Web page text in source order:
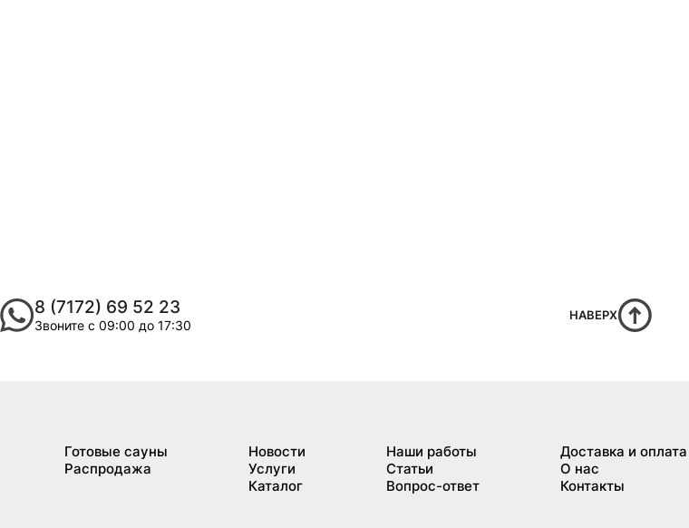
8 (7172) 69 52 23
Звоните с 09:00 до 17:30
НАВЕРХ
Готовые сауны
Распродажа
Новости
Услуги
Каталог
Наши работы
Статьи
Вопрос-ответ
Доставка и оплата
О нас
Контакты